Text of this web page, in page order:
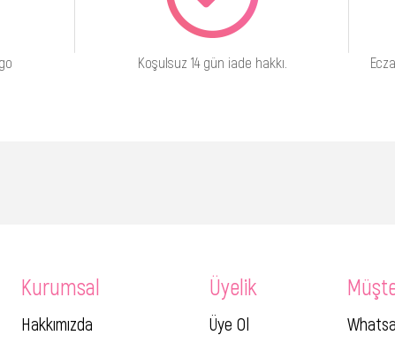
Koşulsuz 14 gün iade hakkı.
Kurumsal
Hakkımızda
Üyelik
Üye Ol